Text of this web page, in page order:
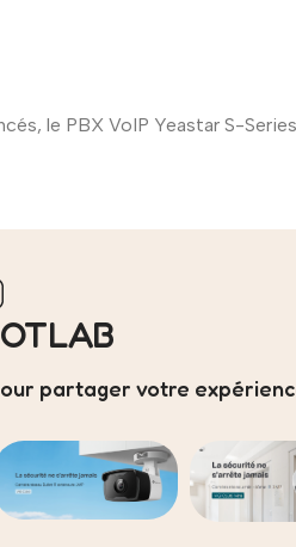
le PBX VoIP Yeastar S-
partager votre